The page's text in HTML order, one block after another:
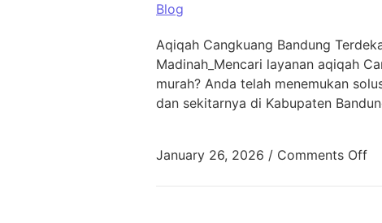
Blog
Aqiqah Cangkuang Bandung
Madinah_Mencari layanan aqiqah
murah? Anda telah menemukan
dan sekitarnya di Kabupaten
January 26, 2026 / Comments Off